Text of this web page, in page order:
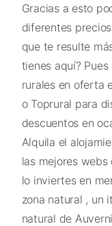
Gracias a esto
diferentes
que te resulte
tienes aquí?
rurales en oferta
o Toprural para
descuentos en
Alquila el
las mejores
lo inviertes en
zona natural , un
natural de